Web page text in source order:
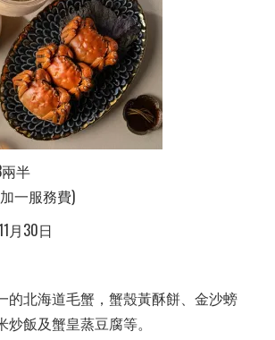
半
一服務費)
月30日
的北海道毛蟹，蟹殼黃酥餅、金沙螃
飯及蟹皇蒸豆腐等。